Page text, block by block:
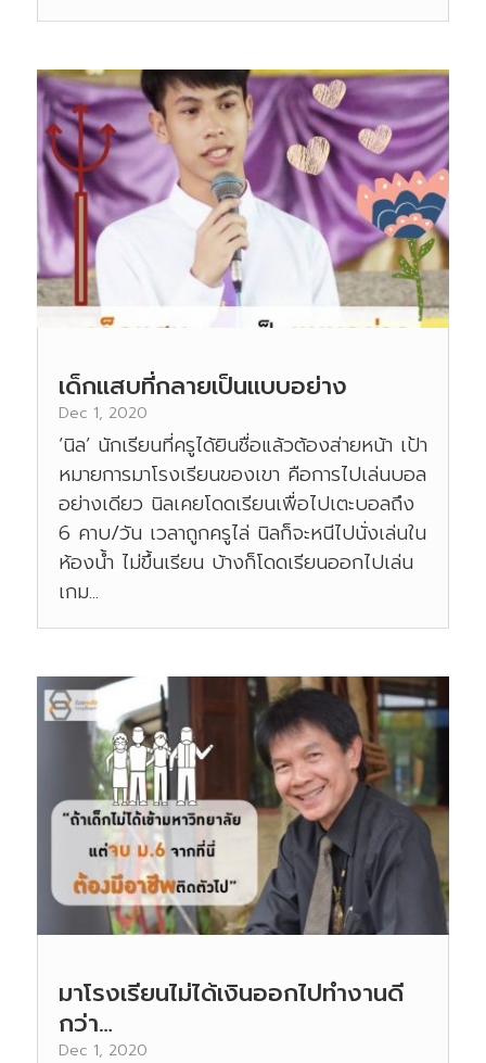
เด็กแสบที่กลายเป็นแบบอย่าง
Dec 1, 2020
‘นิล’ นักเรียนที่ครูได้ยินชื่อแล้วต้องส่ายหน้า เป้า
หมายการมาโรงเรียนของเขา คือการไปเล่นบอล
อย่างเดียว นิลเคยโดดเรียนเพื่อไปเตะบอลถึง
6 คาบ/วัน เวลาถูกครูไล่ นิลก็จะหนีไปนั่งเล่นใน
ห้องน้ำ ไม่ขึ้นเรียน บ้างก็โดดเรียนออกไปเล่น
เกม...
มาโรงเรียนไม่ได้เงินออกไปทำงานดี
กว่า…
Dec 1, 2020